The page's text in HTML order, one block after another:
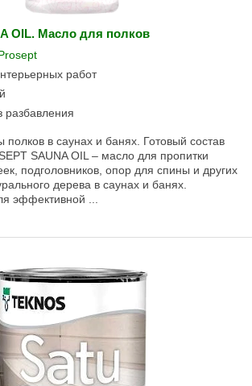
OIL. Масло для полков
работ
разбавления
в саунах и банях. Готовый состав
SAUNA OIL – масло для пропитки
подголовников, опор для спины и других
дерева в саунах и банях.
эффективной ...